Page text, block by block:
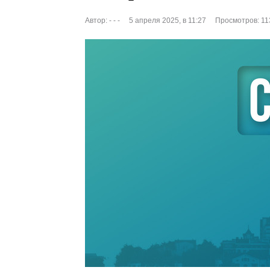
Автор: - - - 5 апреля 2025, в 11:27 Просмотров: